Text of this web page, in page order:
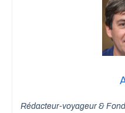
Rédacteur-voyageur &